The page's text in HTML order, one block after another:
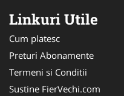
Linkuri Utile
Cum platesc
Preturi Abonamente
Termeni si Conditii
Sustine FierVechi.com